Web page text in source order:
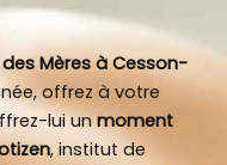
Mères à Cesson-
offrez à votre
lui unmoment
, institut de